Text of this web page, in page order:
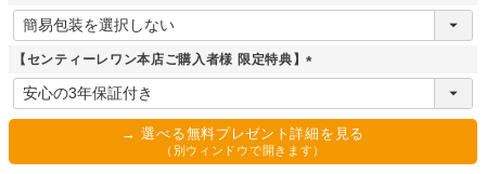
(
須
【センティーレワン本店ご購入者様 限定特典】
(
須
)
→ 選べる無料プレゼント詳細を見る
（別ウィンドウで開きます）